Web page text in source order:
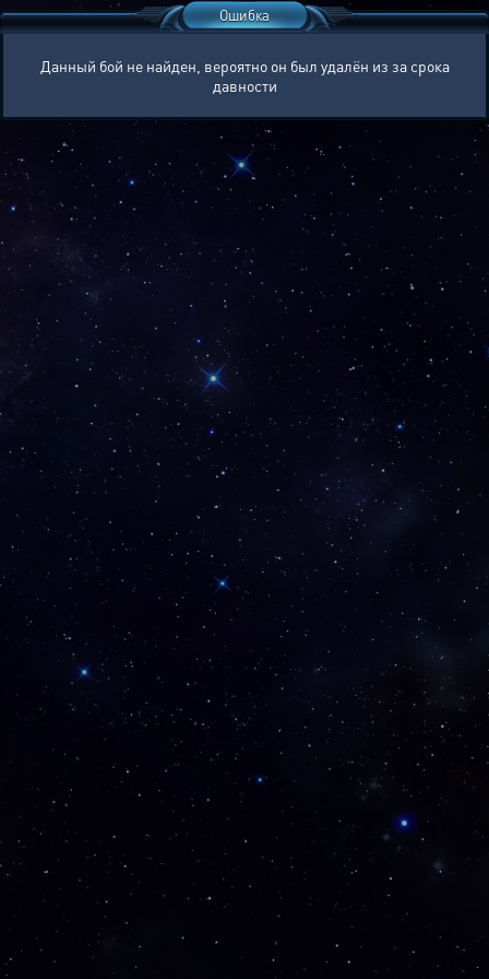
Ошибка
Данный бой не найден, вероятно он был удалён из за срока
давности